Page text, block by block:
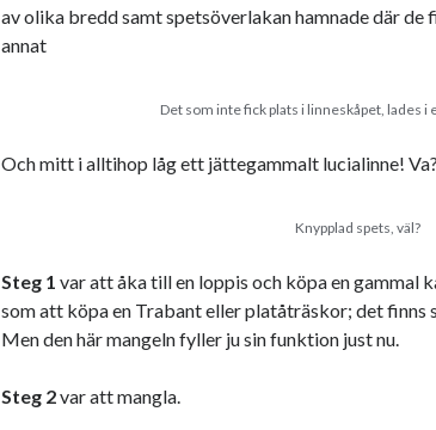
av olika bredd samt spetsöverlakan hamnade där
annat
Det som inte fick plats i linneskåpet, lades i
Och mitt i alltihop låg ett jättegammalt lucialinne!
Knypplad spets, väl?
Steg 1 var att åka till en loppis och köpa en gammal
som att köpa en Trabant eller platåträskor; det finns
Men den här mangeln fyller ju sin funktion just nu.
Steg 2var att mangla.